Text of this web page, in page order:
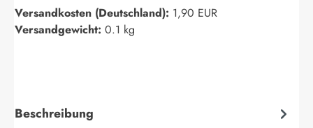
Versandkosten (Deutschland): 1,90 EUR
Versandgewicht: 0.1 kg
Beschreibung